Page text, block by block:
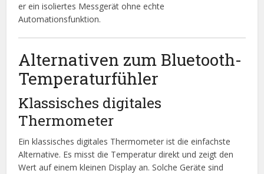
er ein isoliertes Messgerät ohne echte
Automationsfunktion.
Alternativen zum Bluetooth-
Temperaturfühler
Klassisches digitales
Thermometer
Ein klassisches digitales Thermometer ist die einfachste
Alternative. Es misst die Temperatur direkt und zeigt den
Wert auf einem kleinen Display an. Solche Geräte sind